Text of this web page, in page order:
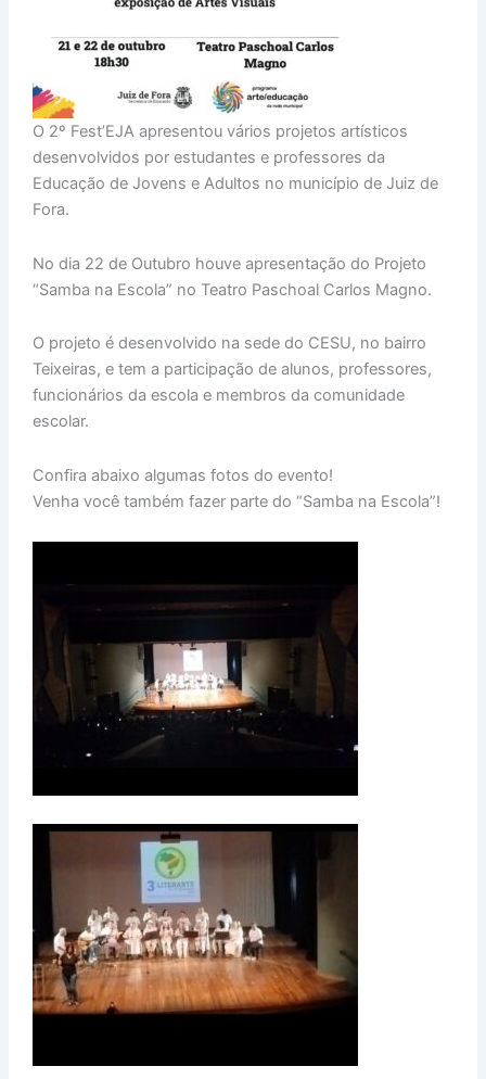
O 2º Fest’EJA apresentou vários projetos artísticos
desenvolvidos por estudantes e professores da
Educação de Jovens e Adultos no município de Juiz de
Fora.
No dia 22 de Outubro houve apresentação do Projeto
“Samba na Escola” no Teatro Paschoal Carlos Magno.
O projeto é desenvolvido na sede do CESU, no bairro
Teixeiras, e tem a participação de alunos, professores,
funcionários da escola e membros da comunidade
escolar.
Confira abaixo algumas fotos do evento!
Venha você também fazer parte do “Samba na Escola”!